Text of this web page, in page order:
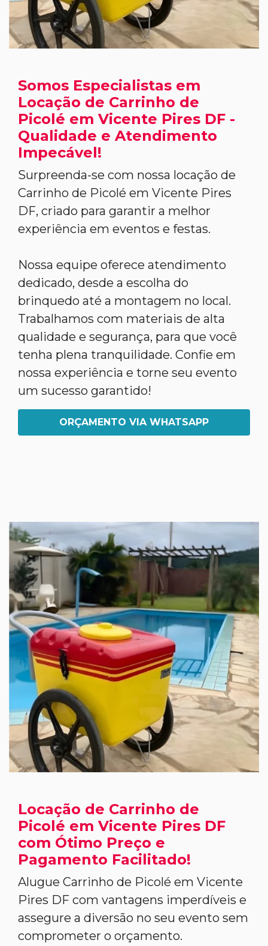
Somos Especialistas em
Locação de Carrinho de
Picolé em Vicente Pires DF -
Qualidade e Atendimento
Impecável!
Surpreenda-se com nossa locação de
Carrinho de Picolé em Vicente Pires
DF, criado para garantir a melhor
experiência em eventos e festas.
Nossa equipe oferece atendimento
dedicado, desde a escolha do
brinquedo até a montagem no local.
Trabalhamos com materiais de alta
qualidade e segurança, para que você
tenha plena tranquilidade. Confie em
nossa experiência e torne seu evento
um sucesso garantido!
ORÇAMENTO VIA WHATSAPP
Locação de Carrinho de
Picolé em Vicente Pires DF
com Ótimo Preço e
Pagamento Facilitado!
Alugue Carrinho de Picolé em Vicente
Pires DF com vantagens imperdíveis e
assegure a diversão no seu evento sem
comprometer o orçamento.